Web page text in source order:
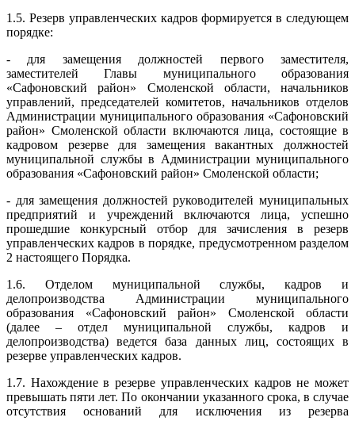
1.5. Резерв управленческих кадров формируется в следующем
порядке:
- для замещения должностей первого заместителя,
заместителей Главы муниципального образования
«Сафоновский район» Смоленской области, начальников
управлений, председателей комитетов, начальников отделов
Администрации муниципального образования «Сафоновский
район» Смоленской области включаются лица, состоящие в
кадровом резерве для замещения вакантных должностей
муниципальной службы в Администрации муниципального
образования «Сафоновский район» Смоленской области;
- для замещения должностей руководителей муниципальных
предприятий и учреждений включаются лица, успешно
прошедшие конкурсный отбор для зачисления в резерв
управленческих кадров в порядке, предусмотренном разделом
2 настоящего Порядка.
1.6. Отделом муниципальной службы, кадров и
делопроизводства Администрации муниципального
образования «Сафоновский район» Смоленской области
(далее – отдел муниципальной службы, кадров и
делопроизводства) ведется база данных лиц, состоящих в
резерве управленческих кадров.
1.7. Нахождение в резерве управленческих кадров не может
превышать пяти лет. По окончании указанного срока, в случае
отсутствия оснований для исключения из резерва